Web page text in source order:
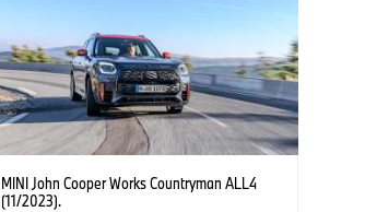
MINI John Cooper Works Countryman ALL4
(11/2023).